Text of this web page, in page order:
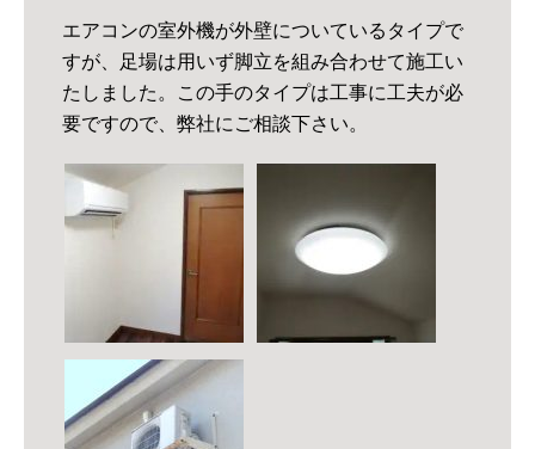
エアコンの室外機が外壁についているタイプで
すが、足場は用いず脚立を組み合わせて施工い
たしました。この手のタイプは工事に工夫が必
要ですので、弊社にご相談下さい。